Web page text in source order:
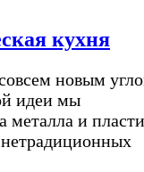
кухня
новым
идеи мы
металла и